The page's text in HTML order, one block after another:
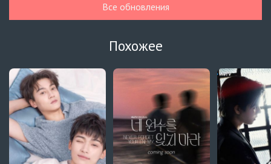
Автосабы русские / украинские
Огонь5 серия
Автосабы русские / украинские
Край горизонта9 серия
Превью
Край горизонта8 серия
Автосабы русские / украинские
Все обновления
Похожее